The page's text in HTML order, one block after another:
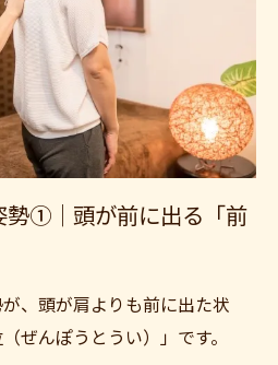
①｜頭が前に出る「前
、頭が肩よりも前に出た状
ぜんぽうとうい）」です。